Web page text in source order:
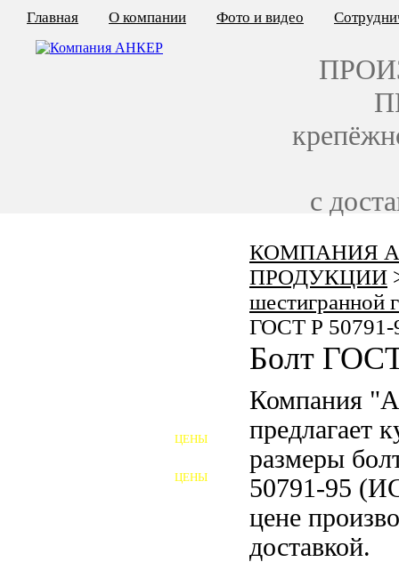
КОМПАНИЯ
ПРОДУКЦИИ
шестигранной
ГОСТ Р
Болт
Компания
предлагает
размеры
50791-95
цене
доставкой.
ЦЕНЫ
ЦЕНЫ
ШАЙБЫ ФУНДАМЕНТНЫЕ
Главная О компании Фото и видео
с